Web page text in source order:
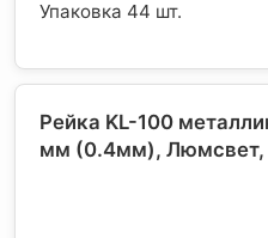
Упаковка 44 шт.
Рейка KL-100
мм (0.4мм), Люмсвет